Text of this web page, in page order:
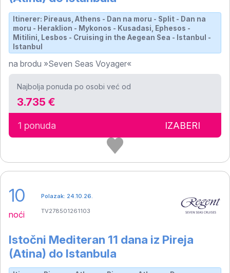
Itinerer: Pireaus, Athens - Dan na moru - Split - Dan na
moru - Heraklion - Mykonos - Kusadasi, Ephesos -
Mitilini, Lesbos - Cruising in the Aegean Sea - Istanbul -
Istanbul
na brodu »Seven Seas Voyager«
Najbolja ponuda po osobi već od
3.735 €
1 ponuda IZABERI
10
noći
Istočni Mediteran 11 dana iz Pireja
(Atina) do Istanbula
Polazak: 24.10.26.
TV278501261103